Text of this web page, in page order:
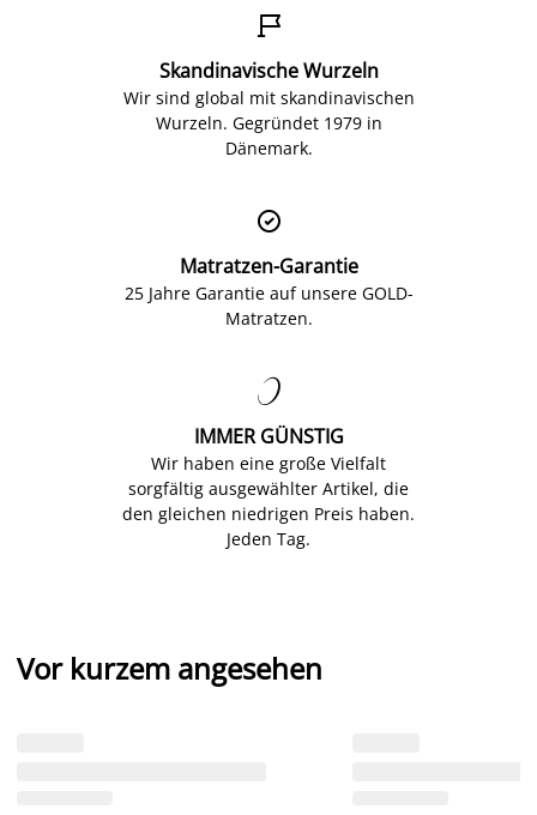

Skandinavische Wurzeln
Wir sind global mit skandinavischen
Wurzeln. Gegründet 1979 in
Dänemark.

Matratzen-Garantie
25 Jahre Garantie auf unsere GOLD-
Matratzen.

IMMER GÜNSTIG
Wir haben eine große Vielfalt
sorgfältig ausgewählter Artikel, die
den gleichen niedrigen Preis haben.
Jeden Tag.
Vor kurzem angesehen